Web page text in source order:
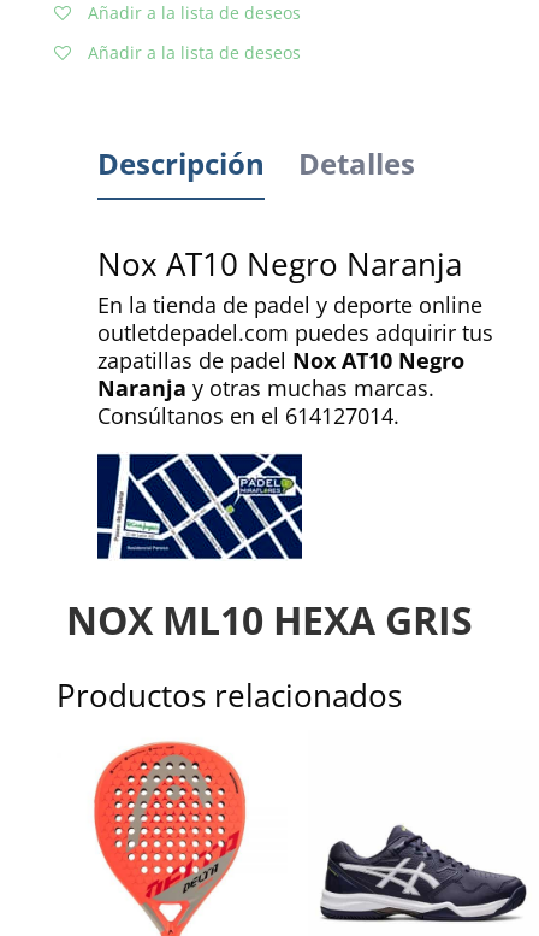
Añadir a la lista de deseos
Añadir a la lista de deseos
Descripción Detalles
Nox AT10 Negro Naranja
En la tienda de padel y deporte online
outletdepadel.com puedes adquirir tus
zapatillas de padel Nox AT10 Negro
Naranja y otras muchas marcas.
Consúltanos en el 614127014.
NOX ML10 HEXA GRIS
Productos relacionados